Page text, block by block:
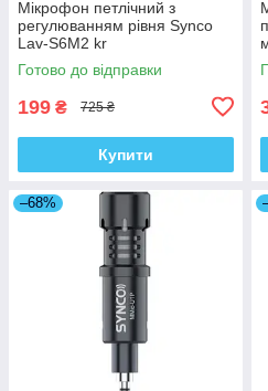
Мікрофон петлічний з
регулюванням рівня Synco
Lav-S6M2 kr
Готово до відправки
199 ₴ 725 ₴
Купити
kr
–68%